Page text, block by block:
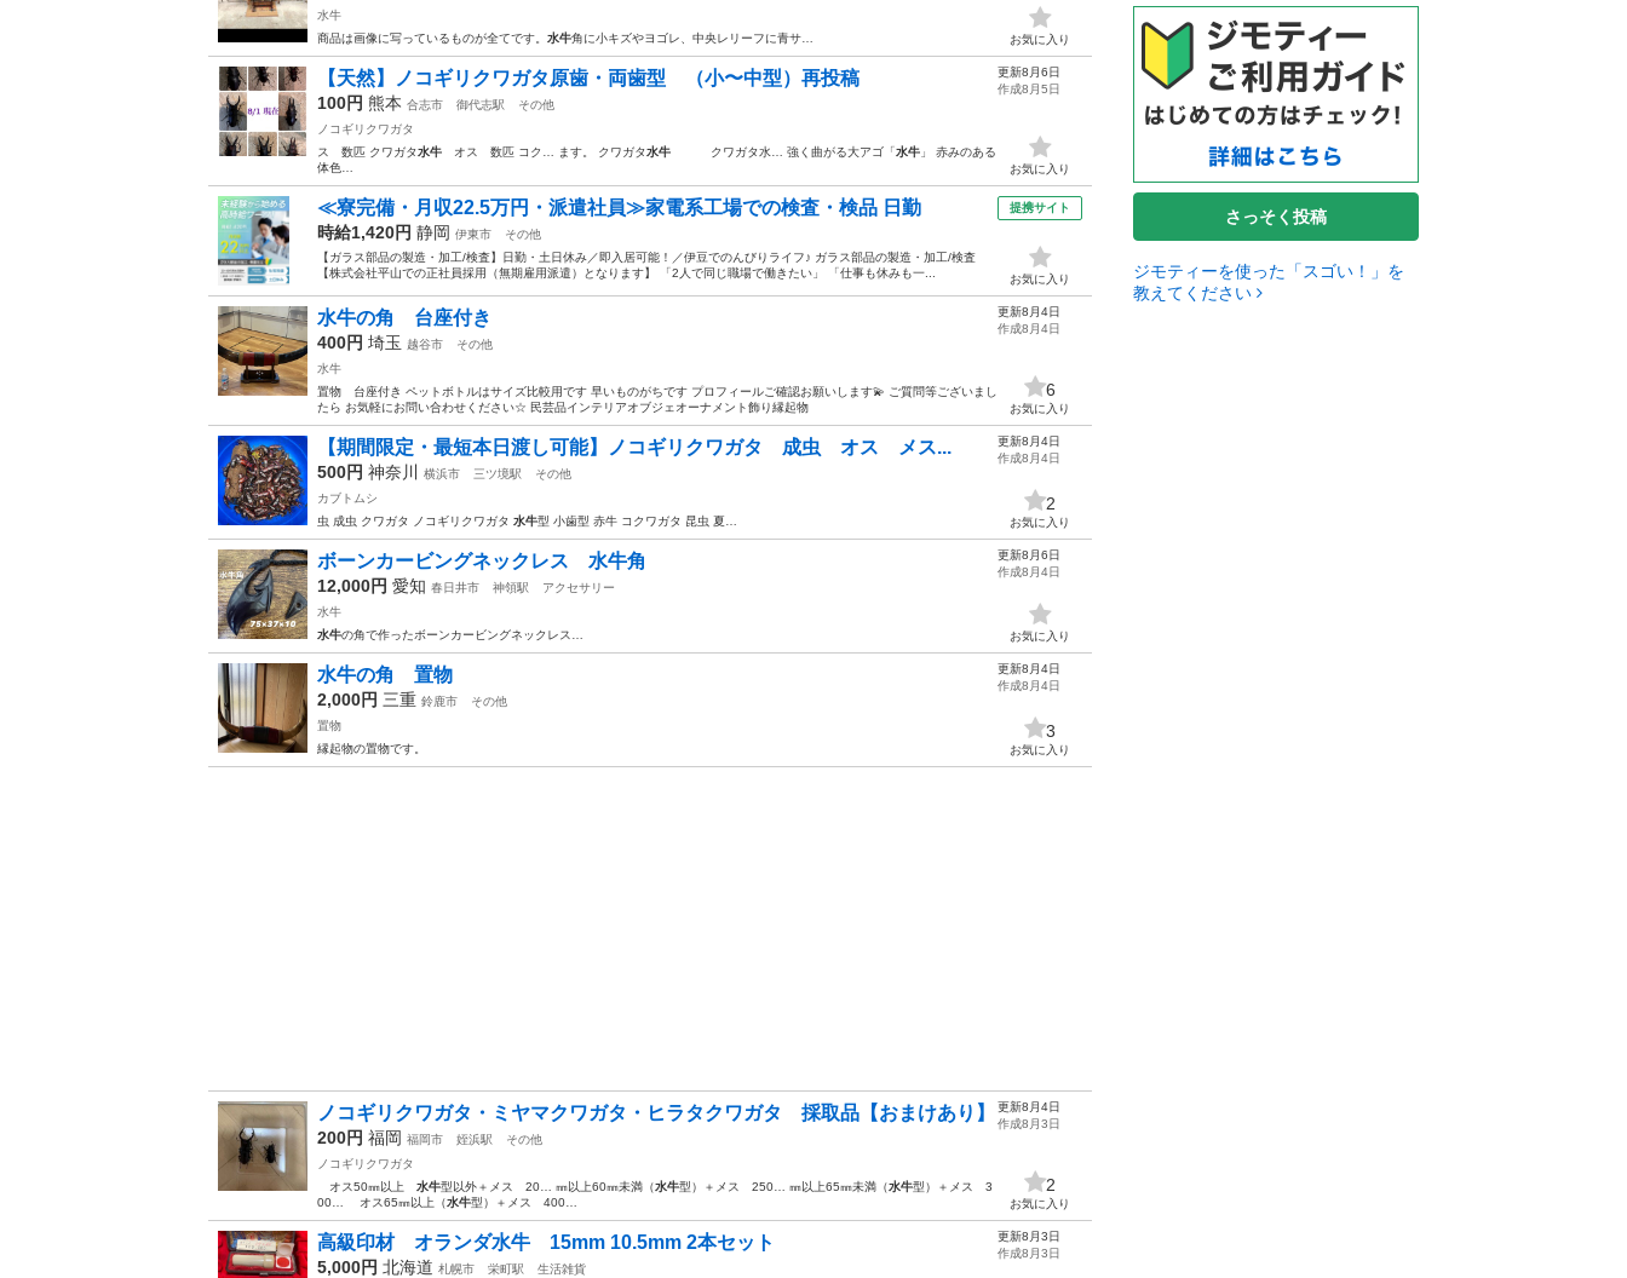
水牛
商品は画像に写っているものが全てです。 水牛角に小キズやヨゴレ、中央レリーフに青サ… お気に入り
【天然】ノコギリクワガタ原歯・両歯型 （小〜中型）再投稿
100円 熊本 合志市 御代志駅
その他
ノコギリクワガタ
ス 数匹 クワガタ水牛 オス 数匹 コク… ます。 クワガタ水牛 クワガタ水… 強く曲がる大アゴ「水牛 」 赤みのある
体色…
更新8月6日
作成8月5日
お気に入り
≪寮完備・月収22.5万円・派遣社員≫家電系工場での検査・検品 日勤
時給1,420円 静岡 伊東市
その他
【ガラス部品の製造・加工/検査】日勤・土日休み／即入居可能！／伊豆でのんびりライフ♪ ガラス部品の製造・加工/検査
【株式会社平山での正社員採用（無期雇用派遣）となります】 「2人で同じ職場で働きたい」 「仕事も休みも一...
提携サイト
お気に入り
水牛の角 台座付き
400円 埼玉 越谷市
その他
水牛
置物 台座付き ペットボトルはサイズ比較用です 早いものがちです プロフィールご確認お願いします💫 ご質問等ございまし
たら お気軽にお問い合わせください☆ 民芸品インテリアオブジェオーナメント飾り縁起物
更新8月4日
作成8月4日
6
お気に入り
【期間限定・最短本日渡し可能】ノコギリクワガタ 成虫 オス メス...
500円 神奈川 横浜市 三ツ境駅
その他
カブトムシ
虫 成虫 クワガタ ノコギリクワガタ 水牛型 小歯型 赤牛 コクワガタ 昆虫 夏…
更新8月4日
作成8月4日
2
お気に入り
ボーンカービングネックレス 水牛角
12,000円 愛知 春日井市 神領駅
アクセサリー
水牛
水牛の角で作ったボーンカービングネックレス…
更新8月6日
作成8月4日
お気に入り
水牛の角 置物
2,000円 三重 鈴鹿市
その他
置物
縁起物の置物です。
更新8月4日
作成8月4日
3
お気に入り
ノコギリクワガタ・ミヤマクワガタ・ヒラタクワガタ 採取品【おまけあり】
200円 福岡 福岡市 姪浜駅
その他
ノコギリクワガタ
オス50㎜以上 水牛型以外＋メス 20… ㎜以上60㎜未満（水牛型）＋メス 250… ㎜以上65㎜未満（水牛型）＋メス 3
00… オス65㎜以上（水牛型）＋メス 400…
更新8月4日
作成8月3日
2
お気に入り
高級印材 オランダ水牛 15mm 10.5mm 2本セット
5,000円 北海道 札幌市 栄町駅
生活雑貨
更新8月3日
作成8月3日
さっそく投稿
ジモティーを使った「スゴい！」を
教えてください